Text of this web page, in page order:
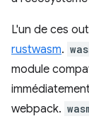
L'un de ces
rustwasm.
module
webpack.